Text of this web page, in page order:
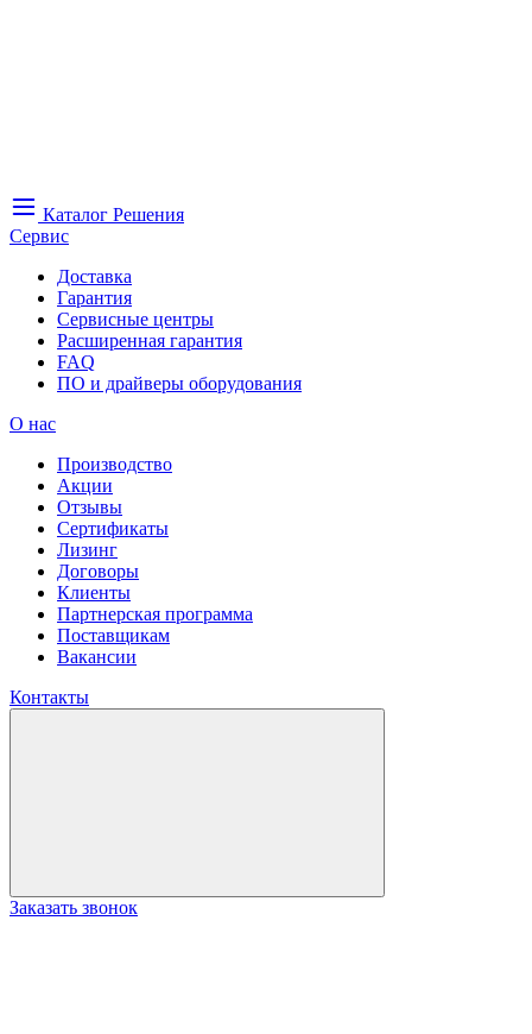
Каталог Решения
Сервис
Доставка
Гарантия
Сервисные центры
Расширенная гарантия
FAQ
ПО и драйверы оборудования
О нас
Производство
Акции
Отзывы
Сертификаты
Лизинг
Договоры
Клиенты
Партнерская программа
Поставщикам
Вакансии
Контакты
Заказать звонок